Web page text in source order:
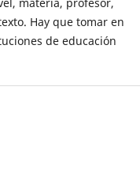
Hay que tomar en
de educación